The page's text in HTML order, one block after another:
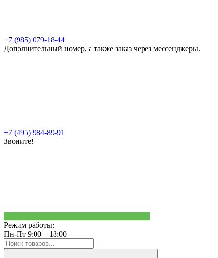
+7 (985) 079-18-44
Дополнительный номер, а также заказ через мессенджеры.
+7 (495) 984-89-91
Звоните!
Режим работы:
Пн-Пт 9:00—18:00